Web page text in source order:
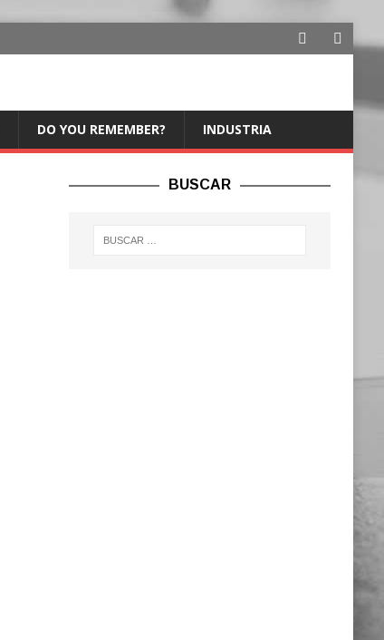
DO YOU REMEMBER? INDUSTRIA
BUSCAR